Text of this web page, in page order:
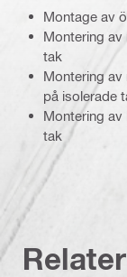
Montage av
Montering
tak
Montering
på isolerade
Montering av
tak